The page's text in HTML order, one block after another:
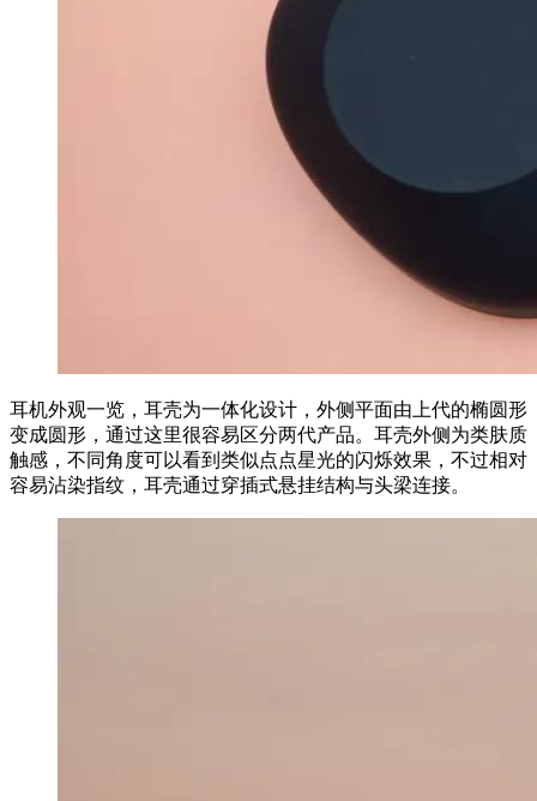
耳机外观一览，耳壳为一体化设计，外侧平面由上代的椭圆形
变成圆形，通过这里很容易区分两代产品。耳壳外侧为类肤质
触感，不同角度可以看到类似点点星光的闪烁效果，不过相对
容易沾染指纹，耳壳通过穿插式悬挂结构与头梁连接。